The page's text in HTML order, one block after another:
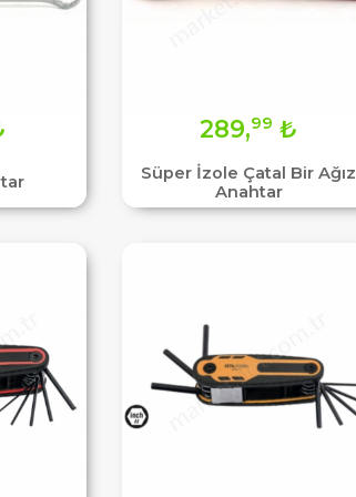
Süper İzole Çatal Bir Ağız
Anahtar
289,99 ₺